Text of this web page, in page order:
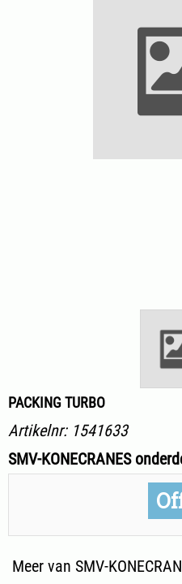
PACKING TURBO
Artikelnr: 1541633
SMV-KONECRANES
Meer van SMV-